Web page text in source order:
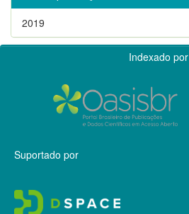
2019
Indexado por
Suportado por